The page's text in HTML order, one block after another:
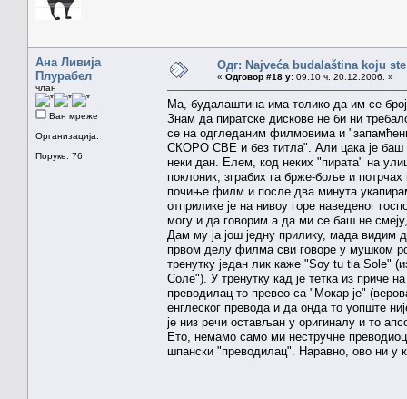
Ана Ливија
Плурабел
члан
Ван мреже
Организација:
Поруке: 76
Одг: Najveća budalaština koju
« Одговор #18 у: 09.10 ч. 20.12.2006. »
Ма, будалаштина има толико да им се
Знам да пиратске дискове не би ни
се на одгледаним филмовима и
СКОРО СВЕ и без титла". Али цака је баш
неки дан. Елем, код неких "пирата" на
поклоник, зграбих га брже-боље и
почиње филм и после два минута
отприлике је на нивоу горе наведеног
могу и да говорим а да ми се баш не
Дам му ја још једну прилику, мада видим
првом делу филма сви говоре у мушком
тренутку један лик каже "Soy tu tia Sole"
Соле"). У тренутку кад је тетка из приче
преводилац то превео са "Мокар је"
енглеског превода и да онда то уопште
је низ речи остављан у оригиналу и то
Ето, немамо само ми нестручне
шпански "преводилац". Наравно, ово ни у